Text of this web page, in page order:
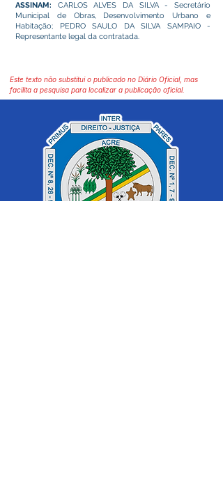
ASSINAM: CARLOS ALVES DA SILVA - Secretário
Municipal de Obras, Desenvolvimento Urbano e
Habitação; PEDRO SAULO DA SILVA SAMPAIO -
Representante legal da contratada.
Este texto não substitui o publicado no Diário Oficial, mas
facilita a pesquisa para localizar a publicação oficial.